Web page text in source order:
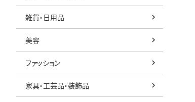
雑貨・日用品
美容
ファッション
家具・工芸品・装飾品